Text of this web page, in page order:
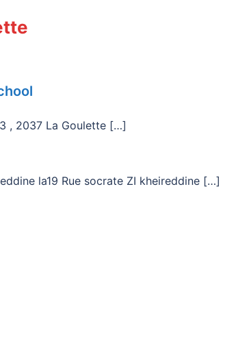
, 2037 La Goulette […]
la19 Rue socrate ZI kheireddine […]